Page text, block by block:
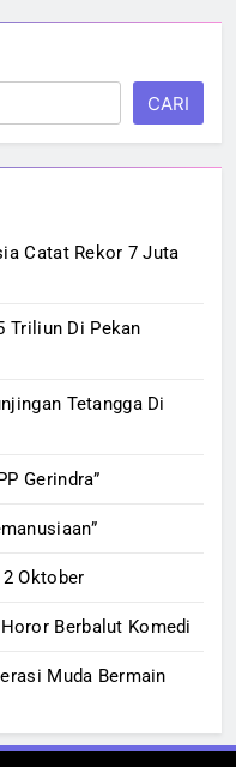
CARI
Catat Rekor 7 Juta
Triliun Di Pekan
Tetangga Di
Gerindra”
2 Oktober
Berbalut Komedi
Muda Bermain